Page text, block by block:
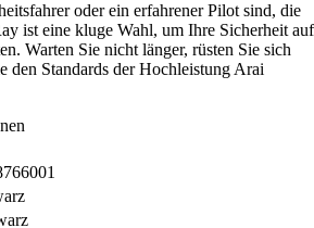
oder ein erfahrener Pilot sind, die
ist eine kluge Wahl, um Ihre Sicherheit auf
Warten Sie nicht länger, rüsten Sie sich
den Standards der Hochleistung Arai